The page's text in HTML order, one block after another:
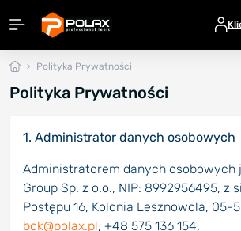
Polityka Prywatności
Polityka Prywatności
1. Administrator danych osobowych
Administratorem danych osobowych
Group Sp. z o.o., NIP: 8992956495, z
Postępu 16, Kolonia Lesznowola, 05-
bok@polax.pl, +48 575 136 154.